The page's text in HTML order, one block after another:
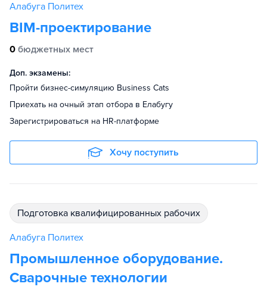
Алабуга Политех
BIM-проектирование
0 бюджетных мест
Доп. экзамены:
Пройти бизнес-симуляцию Business Cats
Приехать на очный этап отбора в Елабугу
Зарегистрироваться на HR-платформе
Хочу поступить
подготовка квалифицированных рабочих
Алабуга Политех
Промышленное оборудование.
Сварочные технологии